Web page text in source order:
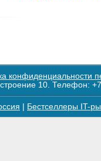
конфиденциальности
строение 10. Телефон:
Бестселлеры IT-